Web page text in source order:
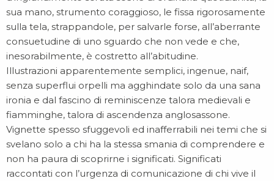
sua mano, strumento coraggioso, le fissa rigorosamente
sulla tela, strappandole, per salvarle forse, all’aberrante
consuetudine di uno sguardo che non vede e che,
inesorabilmente, è costretto all’abitudine.
Illustrazioni apparentemente semplici, ingenue, naif,
senza superflui orpelli ma agghindate solo da una sana
ironia e dal fascino di reminiscenze talora medievali e
fiamminghe, talora di ascendenza anglosassone.
Vignette spesso sfuggevoli ed inafferrabili nei temi che si
svelano solo a chi ha la stessa smania di comprendere e
non ha paura di scoprirne i significati. Significati
raccontati con l’urgenza di comunicazione di chi vive il